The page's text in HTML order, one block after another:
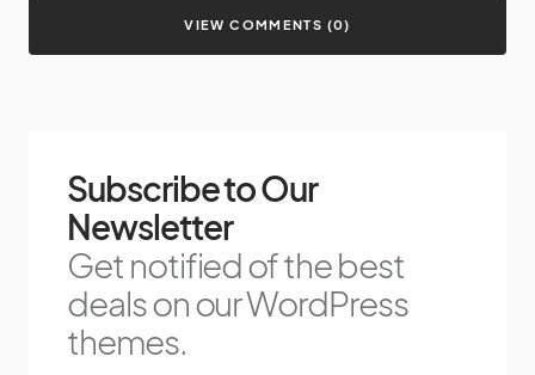
VIEW COMMENTS (0)
Subscribe to Our
Newsletter
Get notified of the best
deals on our WordPress
themes.